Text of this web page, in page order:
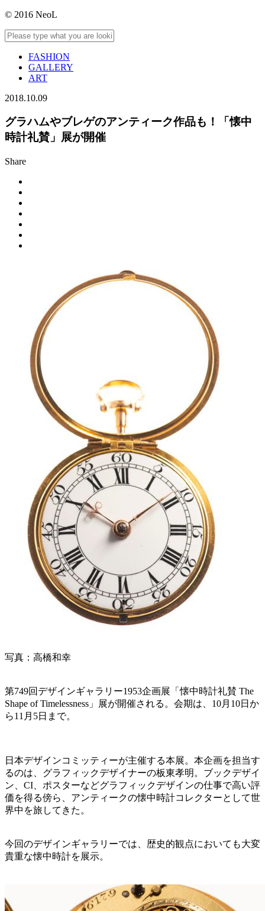
© 2016 NeoL
FASHION
GALLERY
ART
2018.10.09
グラハムやブレゲのアンティーク作品も！「懐中
時計礼賛」展が開催
Share
写真：高橋和幸
第749回デザインギャラリー1953企画展「懐中時計礼賛 The
Shape of Timelessness」展が開催される。会期は、10月10日か
ら11月5日まで。
日本デザインコミッティーが主催する本展。本企画を担当す
るのは、グラフィックデザイナーの板東孝明。ブックデザイ
ン、CI、ポスターなどグラフィックデザインの仕事で高い評
価を得る傍ら、アンティークの懐中時計コレクターとして世
界中を旅してきた。
今回のデザインギャラリーでは、歴史的観点においても大変
貴重な懐中時計を展示。